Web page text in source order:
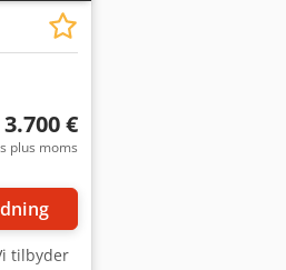
3.700 €
plus moms
tilbyder